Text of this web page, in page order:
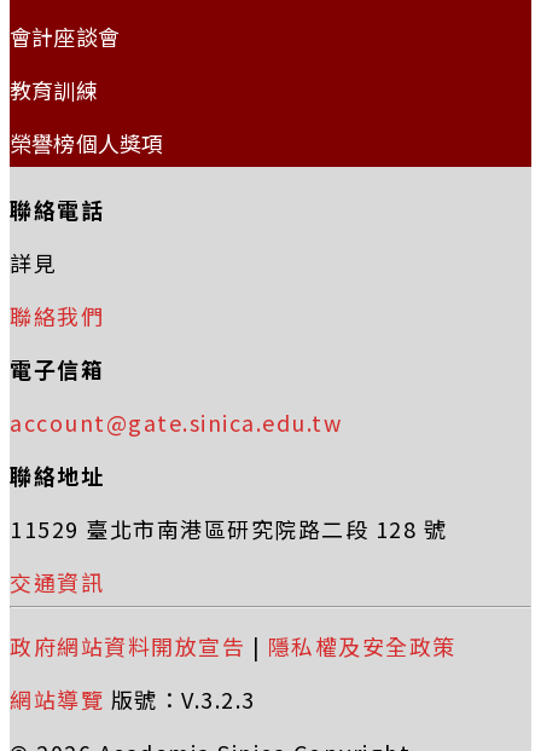
會計座談會
教育訓練
榮譽榜個人獎項
聯絡電話
詳見
聯絡我們
電子信箱
account@gate.sinica.edu.tw
聯絡地址
11529 臺北市南港區研究院路二段 128 號
交通資訊
政府網站資料開放宣告 | 隱私權及安全政策
網站導覽 版號：V.3.2.3